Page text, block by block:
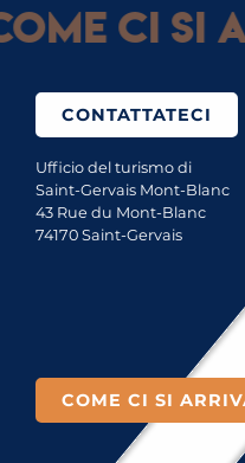
ci si
CONTATTATECI
Ufficio del turismo di
Saint-Gervais Mont-Blanc
43 Rue du Mont-Blanc
74170 Saint-Gervais
COME CI SI